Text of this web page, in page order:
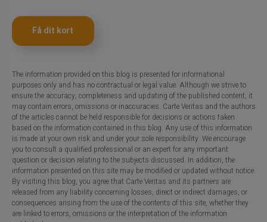
Få dit kort
The information provided on this blog is presented for informational
purposes only and has no contractual or legal value. Although we strive to
ensure the accuracy, completeness and updating of the published content, it
may contain errors, omissions or inaccuracies. Carte Veritas and the authors
of the articles cannot be held responsible for decisions or actions taken
based on the information contained in this blog. Any use of this information
is made at your own risk and under your sole responsibility. We encourage
you to consult a qualified professional or an expert for any important
question or decision relating to the subjects discussed. In addition, the
information presented on this site may be modified or updated without notice.
By visiting this blog, you agree that Carte Veritas and its partners are
released from any liability concerning losses, direct or indirect damages, or
consequences arising from the use of the contents of this site, whether they
are linked to errors, omissions or the interpretation of the information